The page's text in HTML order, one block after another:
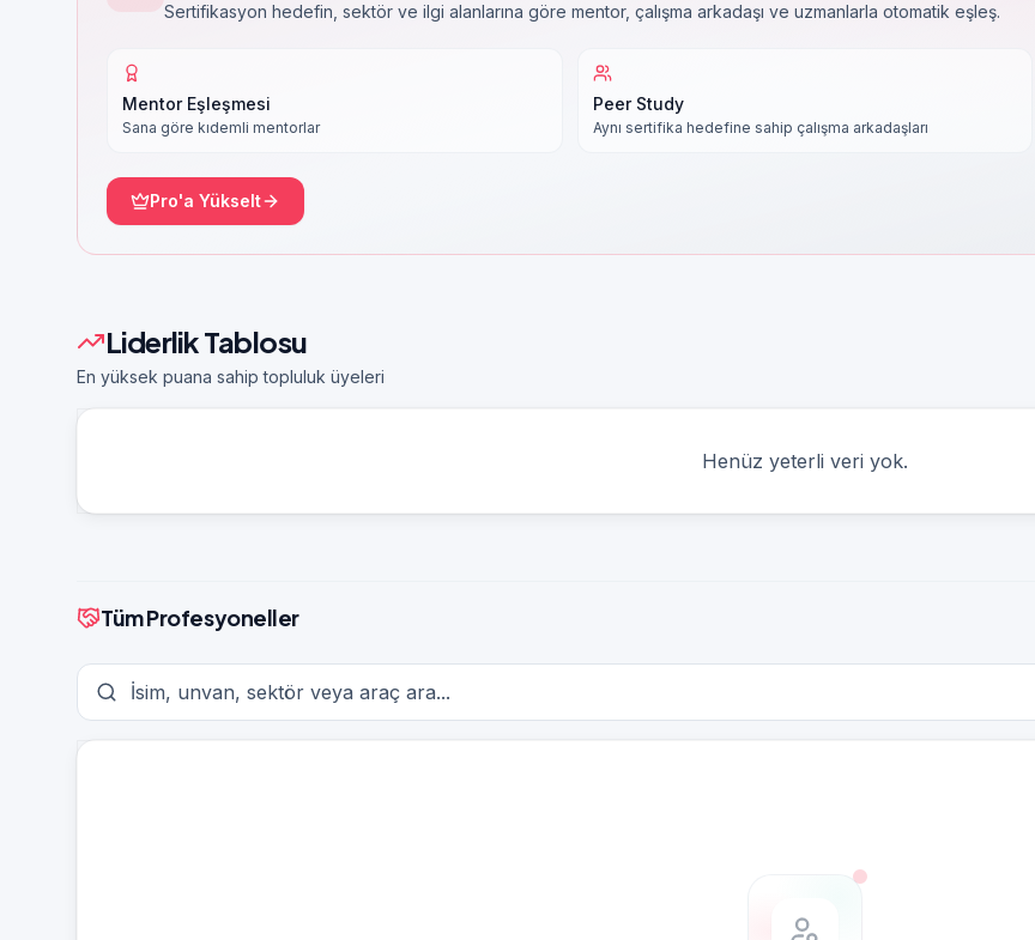
Sertifikasyon hedefin, sektör ve ilgi alanlarına göre mentor, çalışma arkadaşı ve uzmanlarla otomatik eşleş.
Mentor Eşleşmesi
Sana göre kıdemli mentorlar
Peer Study
Aynı sertifika hedefine sahip çalışma arkadaşları
Pro'a Yükselt
Liderlik Tablosu
En yüksek puana sahip topluluk üyeleri
Henüz yeterli veri yok.
Tüm Profesyoneller